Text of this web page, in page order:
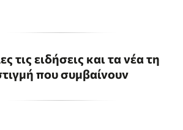
τις ειδήσεις και τα νέα τη
που συμβαίνουν